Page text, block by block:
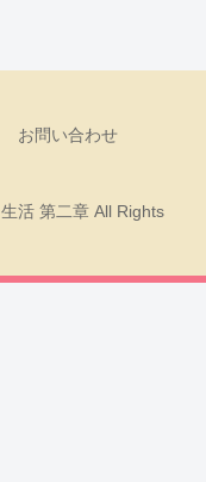
お問い合わせ
活 第二章 All Rights